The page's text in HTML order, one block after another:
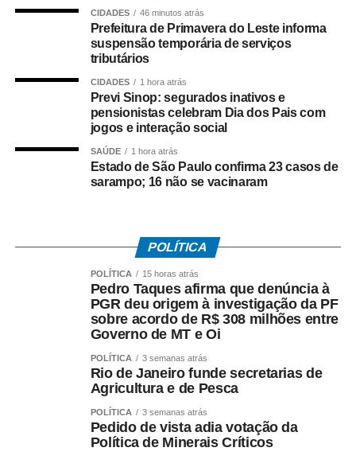
informações sobre diferentes estilos e formas de
consumo. Embora nomes como Pilsen, Lager, IPA, Weiss
e Ultra façam parte do vocabulário de muitos brasileiros,
um deles. Fermentação, intensidade dos aromas, corpo,
amargor e até origem dos estilos ajudam a explicar por
que cada cerveja oferece uma experiência diferente.
“Hoje o brasileiro quer conhecer mais sobre aquilo
que consome. Entender por que uma cerveja tem
resultado final e torna a experiência muito mais
interessante. Não existe um estilo melhor que outro,
sempre tem aquele que combina mais com o gosto do
consumidor e com cada ocasião”, comenta Ana Paula
Nicolino, especialista em análise sensorial do Grupo
Lager, Ale… afinal, qual é a diferença?
que grande parte das cervejas comerciais são
classificadas em duas grandes famílias: Lager e Ale. A
CIDADES 46 minutos atrás
Prefeitura de Primavera do Leste informa
suspensão temporária de serviços
tributários
CIDADES 1 hora atrás
Previ Sinop: segurados inativos e
pensionistas celebram Dia dos Pais com
jogos e interação social
SAÚDE 1 hora atrás
Estado de São Paulo confirma 23 casos de
sarampo; 16 não se vacinaram
POLÍTICA
POLÍTICA 15 horas atrás
Pedro Taques afirma que denúncia à
PGR deu origem à investigação da PF
sobre acordo de R$ 308 milhões entre
Governo de MT e Oi
POLÍTICA 3 semanas atrás
Rio de Janeiro funde secretarias de
Agricultura e de Pesca
POLÍTICA 3 semanas atrás
Pedido de vista adia votação da
Política de Minerais Críticos